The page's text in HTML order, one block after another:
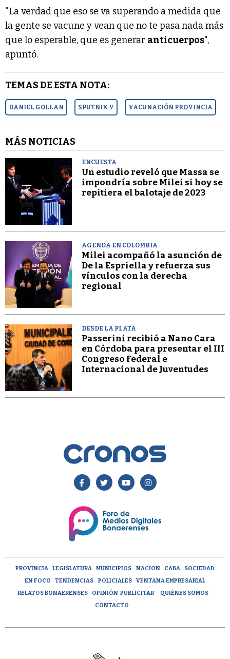
"La verdad que eso se va superando a medida que
la gente se vacune y vean que no te pasa nada más
que lo esperable, que es generar anticuerpos",
apuntó.
TEMAS DE ESTA NOTA:
DANIEL GOLLAN SPUTNIK V VACUNACIÓN PROVINCIA
MÁS NOTICIAS
ENCUESTA
Un estudio reveló que Massa se
impondría sobre Milei si hoy se
repitiera el balotaje de 2023
AGENDA EN COLOMBIA
Milei acompañó la asunción de
De la Espriella y refuerza sus
vínculos con la derecha
regional
DESDE LA PLATA
Passerini recibió a Nano Cara
en Córdoba para presentar el III
Congreso Federal e
Internacional de Juventudes
PROVINCIA LEGISLATURA MUNICIPIOS NACION CABA
SOCIEDAD
EN FOCO
TENDENCIAS POLICIALES
VENTANA EMPRESARIAL
RELATOS BONAERENSES
OPINIÓN PUBLICITAR
QUIÉNES SOMOS
CONTACTO